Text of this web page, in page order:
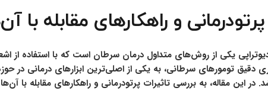
و راهکارهای مقابله با
یکی از روش‌های متداول درمان سرطان است که با استفاده
دقیق تومورهای سرطانی، به یکی از اصلی‌ترین ابزارهای درمانی در
در این مقاله، به بررسی تاثیرات پرتودرمانی و راهکارهای مقابله با